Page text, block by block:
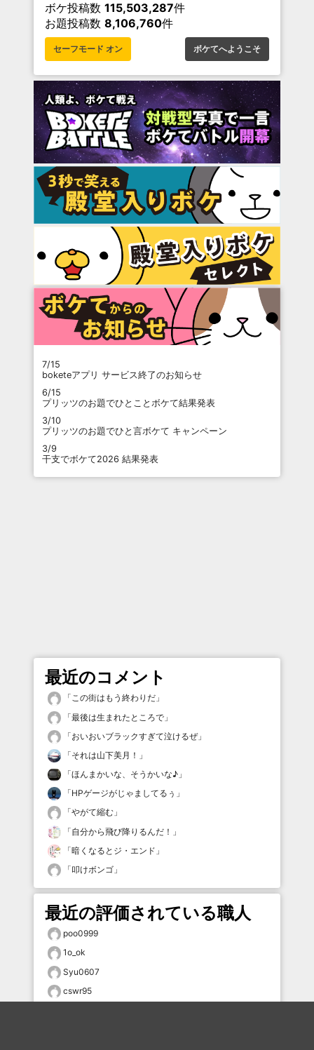
ボケ投稿数 115,503,287件
お題投稿数 8,106,760件
セーフモード オン ボケてへようこそ
7/15
boketeアプリ サービス終了のお知らせ
6/15
プリッツのお題でひとことボケて結果発表
3/10
プリッツのお題でひと言ボケて キャンペーン
3/9
干支でボケて2026 結果発表
最近のコメント
「この街はもう終わりだ 」
「最後は生まれたところで 」
「おいおいブラックすぎて泣けるぜ」
「それは山下美月！ 」
「ほんまかいな、そうかいな♪ 」
「HPゲージがじゃましてるぅ 」
「やがて縮む 」
「自分から飛び降りるんだ！ 」
「暗くなるとジ・エンド 」
「叩けボンゴ 」
最近の評価されている職人
poo0999
1o_ok
Syu0607
cswr95